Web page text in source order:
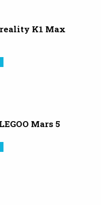
K1 Max
Mars 5